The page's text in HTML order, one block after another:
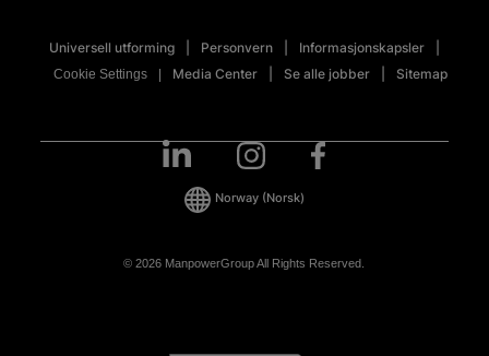
Universell utforming Personvern Informasjonskapsler
Cookie Settings Media Center Se alle jobber Sitemap
© 2026 ManpowerGroup All Rights Reserved.
Norway (Norsk)